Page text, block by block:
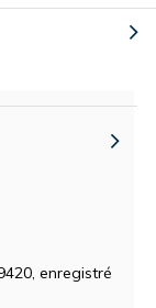
enregistré